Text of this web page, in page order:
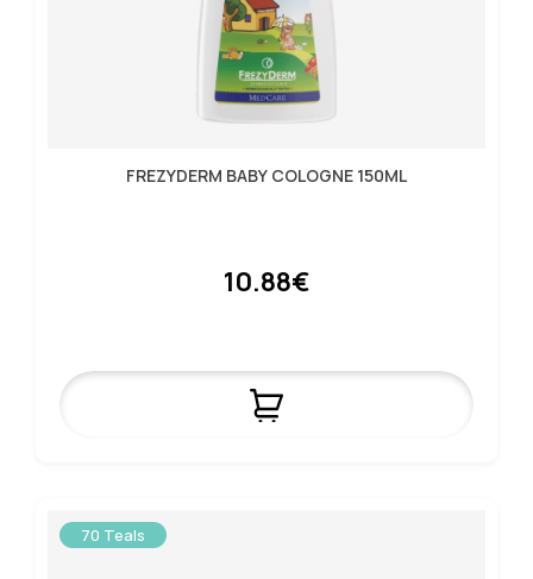
FREZYDERM BABY COLOGNE 150ML
10.88€
70 Teals